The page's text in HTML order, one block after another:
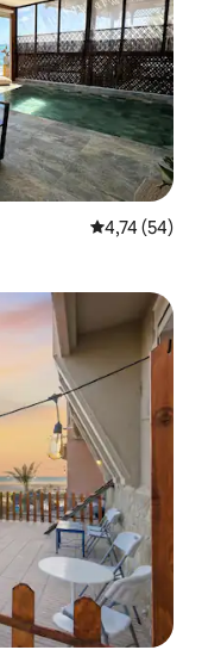
Évaluation
4,74 (54)